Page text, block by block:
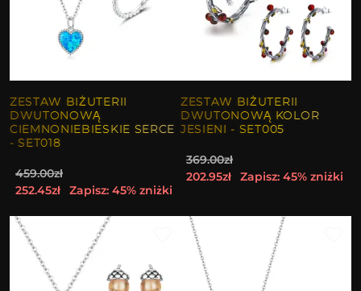
ZESTAW BIŻUTERII
DWUTONOWĄ
CIEMNONIEBIESKIE SERCE
- SET018
459.00zł
252.45zł
Zapisz: 45% zniżki
ZESTAW BIŻUTERII
DWUTONOWĄ KOLOR
JESIENI - SET005
369.00zł
202.95zł
Zapisz: 45% zniżki